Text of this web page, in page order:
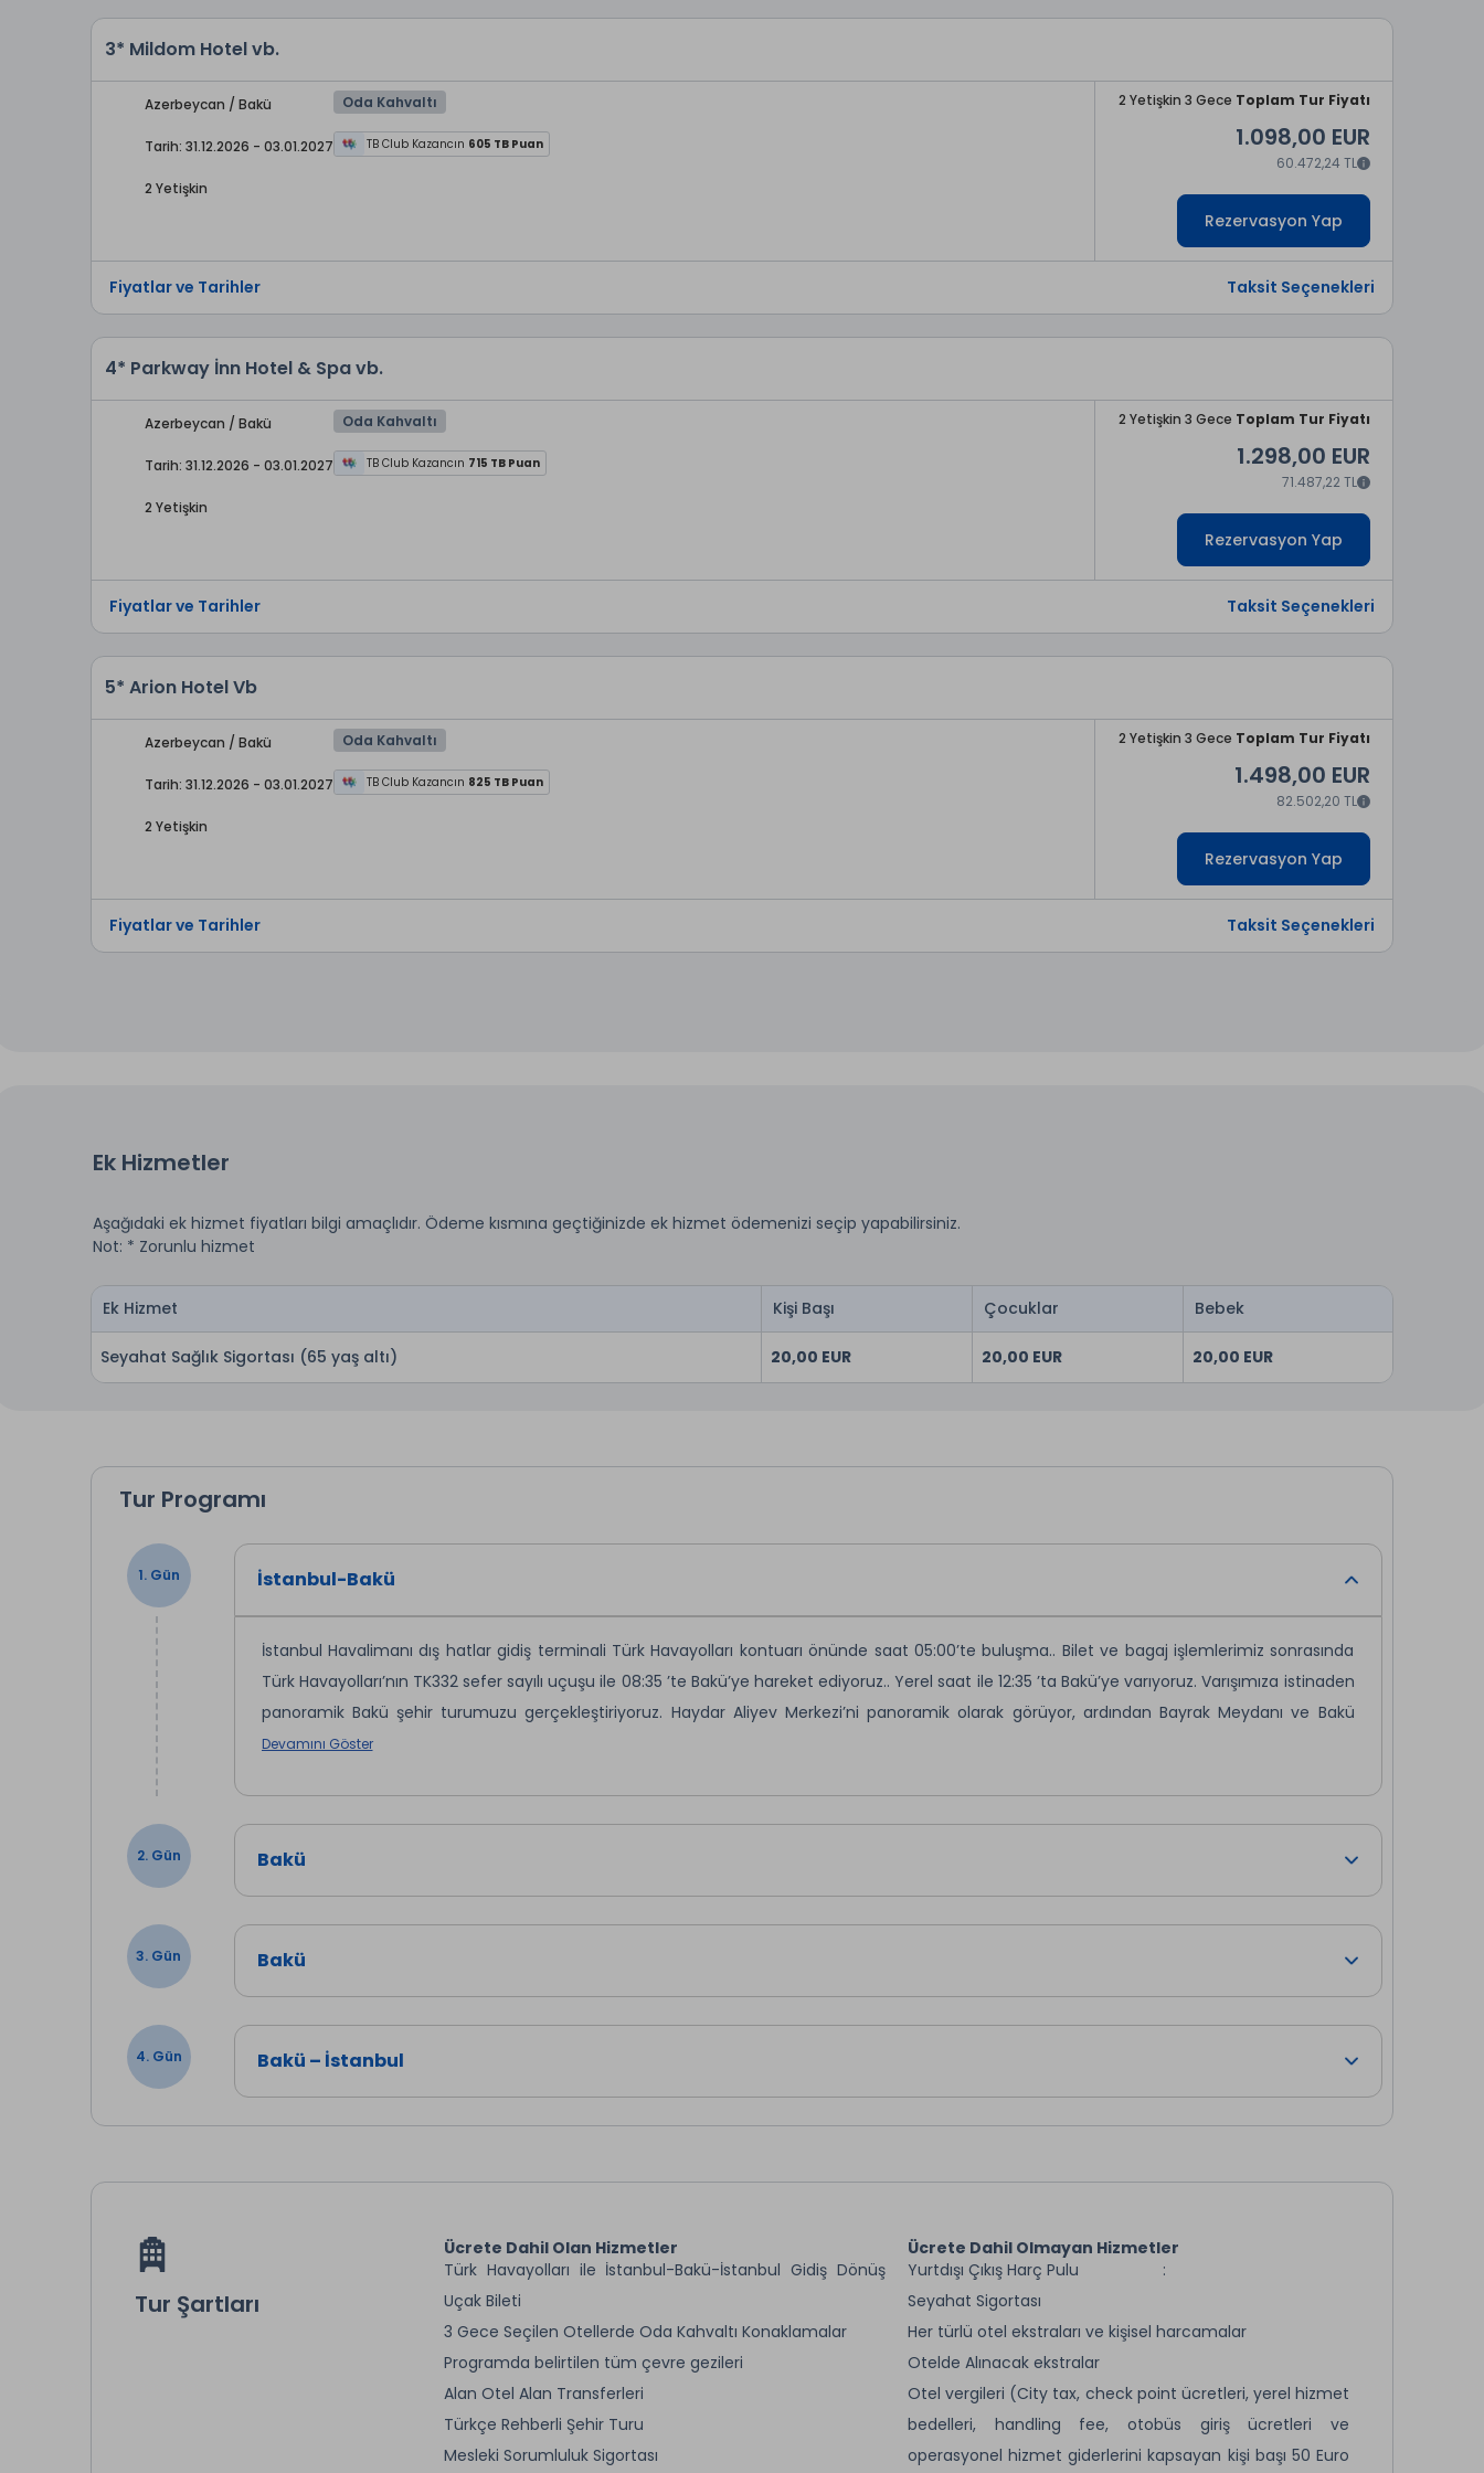
3* Mildom Hotel vb.
Azerbeycan / Bakü
Tarih: 31.12.2026 - 03.01.2027
2 Yetişkin
Oda Kahvaltı
TB Club Kazancın 605 TB Puan
2 Yetişkin 3 Gece Toplam Tur Fiyatı
1.098,00 EUR
60.472,24 TL
Rezervasyon Yap
Fiyatlar ve Tarihler Taksit Seçenekleri
4* Parkway İnn Hotel & Spa vb.
Azerbeycan / Bakü
Tarih: 31.12.2026 - 03.01.2027
2 Yetişkin
Oda Kahvaltı
TB Club Kazancın 715 TB Puan
2 Yetişkin 3 Gece Toplam Tur Fiyatı
1.298,00 EUR
71.487,22 TL
Rezervasyon Yap
Fiyatlar ve Tarihler Taksit Seçenekleri
5* Arion Hotel Vb
Azerbeycan / Bakü
Tarih: 31.12.2026 - 03.01.2027
2 Yetişkin
Oda Kahvaltı
TB Club Kazancın 825 TB Puan
2 Yetişkin 3 Gece Toplam Tur Fiyatı
1.498,00 EUR
82.502,20 TL
Rezervasyon Yap
Fiyatlar ve Tarihler Taksit Seçenekleri
Ek Hizmetler
Aşağıdaki ek hizmet fiyatları bilgi amaçlıdır. Ödeme kısmına geçtiğinizde ek hizmet ödemenizi seçip yapabilirsiniz.
Not: * Zorunlu hizmet
Ek Hizmet Kişi Başı Çocuklar Bebek
Seyahat Sağlık Sigortası (65 yaş altı) 20,00 EUR 20,00 EUR 20,00 EUR
Tur Programı
1. Gün İstanbul-Bakü
İstanbul Havalimanı dış hatlar gidiş terminali Türk Havayolları kontuarı önünde saat 05:00’te buluşma.. Bilet ve bagaj işlemlerimiz sonrasında
Türk Havayolları’nın TK332 sefer sayılı uçuşu ile 08:35 ’te Bakü’ye hareket ediyoruz.. Yerel saat ile 12:35 ’ta Bakü’ye varıyoruz. Varışımıza istinaden
panoramik Bakü şehir turumuzu gerçekleştiriyoruz. Haydar Aliyev Merkezi’ni panoramik olarak görüyor, ardından Bayrak Meydanı ve Bakü
Bulvarı’nda kısa fotoğraf molaları veriyoruz. Bakü’nün yeni gelişen bölgelerinden Ağ Şehir’i gördükten sonra otelimize geçiyoruz. Check-in
Bakü’nün büyülü akşam atmosferini hem tarih hem de eğlenceyle birleştiren unutulmaz bir deneyime hazır olun! Turumuza UNESCO
korumasındakiİçeri Şeher (Old Town)sokaklarında başlayarak, şehrin tarih kokan dar yollarında yürüyüş yapıyor;Yayla Parkı,Şehitler
Hiyabanı,Türk Camii,Alev Kuleleri,Filarmoni Binası,İsmailli Konağıve ışıl ışılTorgoviy Caddesini panoramik olarak keşfediyoruz.Tarihi
dokunun arasında yapacağımız yürüyüş sonrası, akşamın devamında sizi
tadacağınız, canlı
tur, misafirlerimizin seyahati boyunca en unutulmaz akşamlardan biri olacak.
Devamını Göster
2. Gün Bakü
3. Gün Bakü
4. Gün Bakü – İstanbul
Tur Şartları
Ücrete Dahil Olan Hizmetler
Türk Havayolları ile İstanbul-Bakü-İstanbul Gidiş Dönüş
Uçak Bileti
3 Gece Seçilen Otellerde Oda Kahvaltı Konaklamalar
Programda belirtilen tüm çevre gezileri
Alan Otel Alan Transferleri
Türkçe Rehberli Şehir Turu
Mesleki Sorumluluk Sigortası
Ücrete Dahil Olmayan Hizmetler
Yurtdışı Çıkış Harç Pulu :
Seyahat Sigortası
Her türlü otel ekstraları ve kişisel harcamalar
Otelde Alınacak ekstralar
Otel vergileri (City tax, check point ücretleri, yerel hizmet
bedelleri, handling fee, otobüs giriş ücretleri ve
operasyonel hizmet giderlerini kapsayan kişi başı 50 Euro